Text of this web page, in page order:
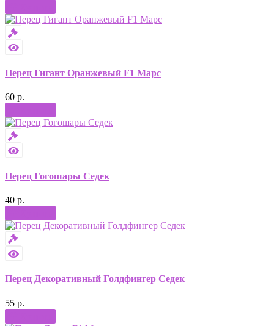
Перец Гигант Оранжевый F1 Марс
60 р.
Перец Гогошары Седек
40 р.
Перец Декоративный Голдфингер Седек
55 р.